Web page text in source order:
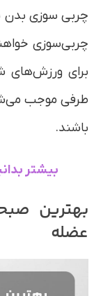
چربی سوزی بدن
چربی‌سوزی
برای ورزش‌های
طرفی موجب
باشند.
بیشتر
بهترین
عضله